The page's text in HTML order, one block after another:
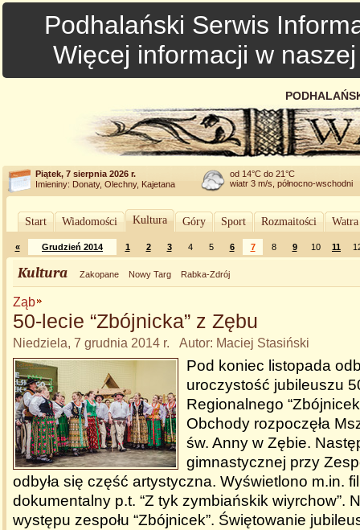
Podhalański Serwis
Więcej informacji w
Piątek, 7 sierpnia 2026 r.
Imieniny: Donaty, Olechny, Kajetana
od 14°C do 21°C
wiatr 3 m/s, północno-wschodni
Start Wiadomości Kultura Góry Sport Rozmaitości
« Grudzień 2014 1 2 3 4 5 6 7 8 9 10 11
Kultura Zakopane Nowy Targ Rabka-Zdrój
Ząb
50-lecie “Zbójnicka” z Zębu
Niedziela, 7 grudnia 2014 r. Autor: Maciej Stasiński
Pod koniec listopada
uroczystość jubileuszu
Regionalnego
Obchody rozpoczęła
św. Anny w Zębie.
gimnastycznej przy
odbyła się część artystyczna. Wyświetlono m.in.
dokumentalny p.t. “Z tyk zymbiańskik wiyrchow”.
występu zespołu “Zbójnicek”. Świętowanie